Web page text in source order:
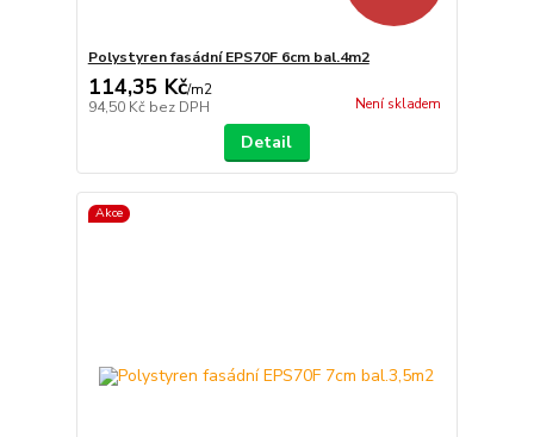
Polystyren fasádní EPS70F 6cm bal.4m2
114,35 Kč/m2
94,50 Kč bez DPH Není skladem
Detail
Akce